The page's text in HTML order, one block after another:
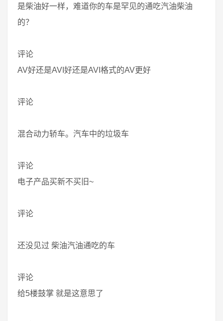
是柴油好一样，难道你的车是罕见的通吃汽油柴油
的？
评论
AV好还是AVI好还是AVI格式的AV更好
评论
混合动力轿车。汽车中的垃圾车
评论
电子产品买新不买旧~
评论
还没见过 柴油汽油通吃的车
评论
给5楼鼓掌 就是这意思了